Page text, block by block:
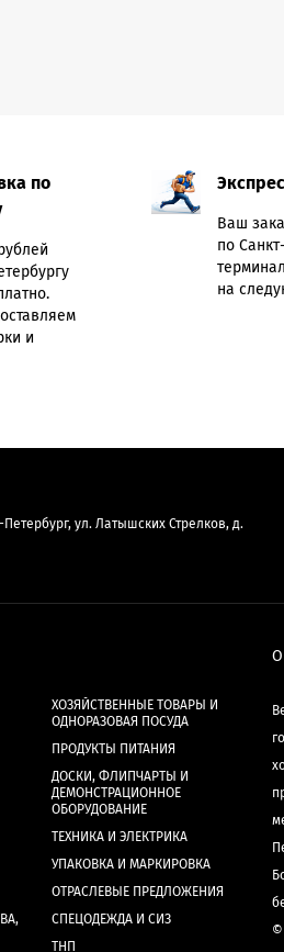
по
и
Ваш
по
на
ул. Латышских Стрелков, д.
ХОЗЯЙСТВЕННЫЕ ТОВАРЫ И
ОДНОРАЗОВАЯ ПОСУДА
ПРОДУКТЫ ПИТАНИЯ
ДОСКИ, ФЛИПЧАРТЫ И
ДЕМОНСТРАЦИОННОЕ
ОБОРУДОВАНИЕ
ТЕХНИКА И ЭЛЕКТРИКА
УПАКОВКА И МАРКИРОВКА
ОТРАСЛЕВЫЕ ПРЕДЛОЖЕНИЯ
СПЕЦОДЕЖДА И СИЗ
ТНП
©